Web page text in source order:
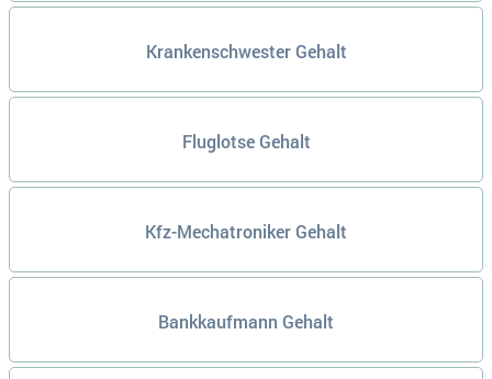
Krankenschwester Gehalt
Fluglotse Gehalt
Kfz-Mechatroniker Gehalt
Bankkaufmann Gehalt